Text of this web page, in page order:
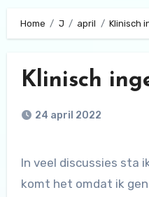
Home J april Klinisch
Klinisch
24 april 2022
In veel discussies sta ik hetzelfde. Misschien
komt het omdat ik